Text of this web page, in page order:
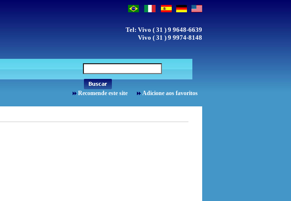
Tel: Vivo ( 31 ) 9 9648-6639
Vivo ( 31 ) 9 9974-8148
Recomende este site Adicione aos favoritos